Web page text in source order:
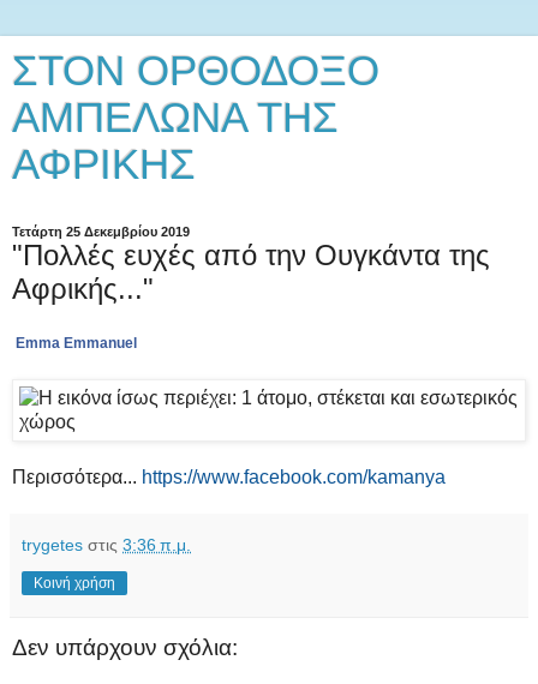
ΣΤΟΝ ΟΡΘΟΔΟΞΟ
ΑΜΠΕΛΩΝΑ ΤΗΣ
ΑΦΡΙΚΗΣ
Τετάρτη 25 Δεκεμβρίου 2019
"Πολλές ευχές από την Ουγκάντα της
Αφρικής..."
Emma Emmanuel
Περισσότερα... https://www.facebook.com/kamanya
trygetes στις 3:36 π.μ.
Κοινή χρήση
Δεν υπάρχουν σχόλια: